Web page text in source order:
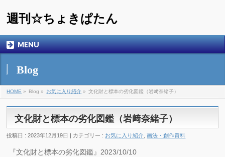
週刊☆ちょきぱたん
MENU
Blog
HOME » Blog » お気に入り紹介 » 文化財と標本の劣化図鑑（岩﨑奈緒子）
文化財と標本の劣化図鑑（岩﨑奈緒子）
投稿日 : 2023年12月19日 | カテゴリー : お気に入り紹介 ,画法・創作資料
『文化財と標本の劣化図鑑』2023/10/10